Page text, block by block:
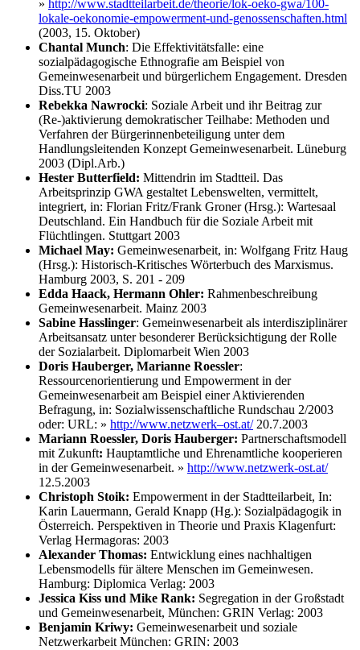
» http://www.stadtteilarbeit.de/theorie/lok-oeko-gwa/100-
lokale-oekonomie-empowerment-und-genossenschaften.html
(2003, 15. Oktober)
Chantal Munch: Die Effektivitätsfalle: eine
sozialpädagogische Ethnografie am Beispiel von
Gemeinwesenarbeit und bürgerlichem Engagement. Dresden
Diss.TU 2003
Rebekka Nawrocki: Soziale Arbeit und ihr Beitrag zur
(Re-)aktivierung demokratischer Teilhabe: Methoden und
Verfahren der Bürgerinnenbeteiligung unter dem
Handlungsleitenden Konzept Gemeinwesenarbeit. Lüneburg
2003 (Dipl.Arb.)
Hester Butterfield: Mittendrin im Stadtteil. Das
Arbeitsprinzip GWA gestaltet Lebenswelten, vermittelt,
integriert, in: Florian Fritz/Frank Groner (Hrsg.): Wartesaal
Deutschland. Ein Handbuch für die Soziale Arbeit mit
Flüchtlingen. Stuttgart 2003
Michael May: Gemeinwesenarbeit, in: Wolfgang Fritz Haug
(Hrsg.): Historisch-Kritisches Wörterbuch des Marxismus.
Hamburg 2003, S. 201 - 209
Edda Haack, Hermann Ohler: Rahmenbeschreibung
Gemeinwesenarbeit. Mainz 2003
Sabine Hasslinger: Gemeinwesenarbeit als interdisziplinärer
Arbeitsansatz unter besonderer Berücksichtigung der Rolle
der Sozialarbeit. Diplomarbeit Wien 2003
Doris Hauberger, Marianne Roessler:
Ressourcenorientierung und Empowerment in der
Gemeinwesenarbeit am Beispiel einer Aktivierenden
Befragung, in: Sozialwissenschaftliche Rundschau 2/2003
oder: URL: » http://www.netzwerk–ost.at/20.7.2003
Mariann Roessler, Doris Hauberger: Partnerschaftsmodell
mit Zukunft: Hauptamtliche und Ehrenamtliche kooperieren
in der Gemeinwesenarbeit. » http://www.netzwerk-ost.at/
12.5.2003
Christoph Stoik: Empowerment in der Stadtteilarbeit, In:
Karin Lauermann, Gerald Knapp (Hg.): Sozialpädagogik in
Österreich. Perspektiven in Theorie und Praxis Klagenfurt:
Verlag Hermagoras: 2003
Alexander Thomas: Entwicklung eines nachhaltigen
Lebensmodells für ältere Menschen im Gemeinwesen.
Hamburg: Diplomica Verlag: 2003
Jessica Kiss und Mike Rank: Segregation in der Großstadt
und Gemeinwesenarbeit, München: GRIN Verlag: 2003
Benjamin Kriwy: Gemeinwesenarbeit und soziale
Netzwerkarbeit München: GRIN: 2003